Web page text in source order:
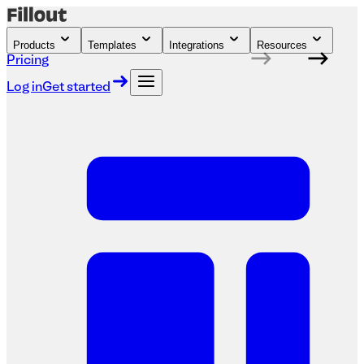
Products Templates Integrations Resources
Pricing
Log inGet started